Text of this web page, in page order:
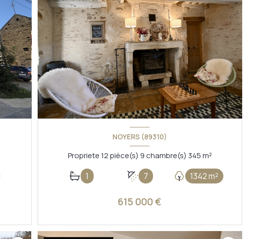
NOYERS (89310)
Propriete 12 pièce(s) 9 chambre(s) 345 m²
1 7 1342 m²
615 000 €
VOIR LE BIEN